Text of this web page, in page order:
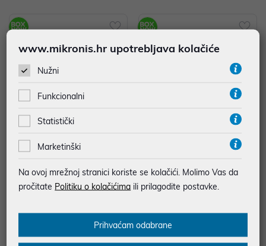
Anker Soundcore Space One Pro
171,00 €
Dodatnih -5% uz
Vrsta slušalica: Naglavne
Tip povezivanja: Bežično
Anker Soundcore Space One Pro
171,00 €
Dodatnih -5%
Vrsta slušalica: Naglavne
Tip povezivanja: Bežično
www.mikronis.hr upotrebljava kolačiće
Nužni
Funkcionalni
Statistički
Marketinški
Na ovoj mrežnoj stranici koriste se kolačići. Molimo Vas da
pročitate Politiku o kolačićima ili prilagodite postavke.
Prihvaćam odabrane